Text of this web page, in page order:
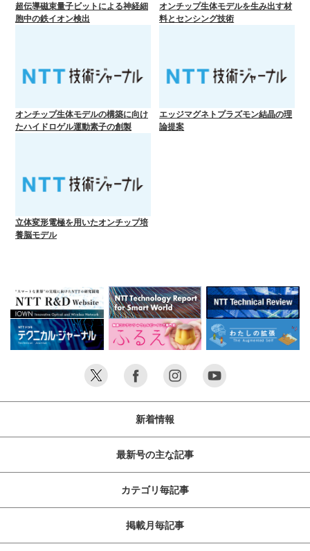
超伝導磁束量子ビットによる神経細
胞中の鉄イオン検出
オンチップ生体モデルを生み出す材
料とセンシング技術
オンチップ生体モデルの構築に向け
たハイドロゲル運動素子の創製
エッジマグネトプラズモン結晶の理
論提案
立体変形電極を用いたオンチップ培
養脳モデル
新着情報
最新号の主な記事
カテゴリ毎記事
掲載月毎記事